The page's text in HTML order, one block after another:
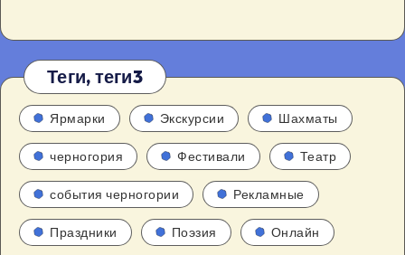
Теги, теги3
Ярмарки Экскурсии Шахматы
черногория Фестивали Театр
события черногории Рекламные
Праздники Поэзия Онлайн